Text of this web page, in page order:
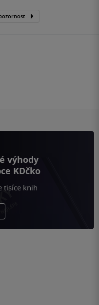
výhody
KDčko
tisíce knih